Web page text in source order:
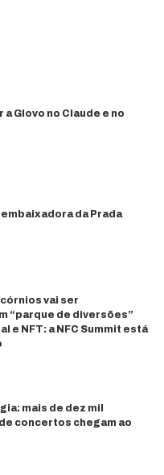
Glovo no Claude e no
embaixadora da Prada
vai ser
“parque de diversões”
e NFT: a NFC Summit está
mais de dez mil
concertos chegam ao